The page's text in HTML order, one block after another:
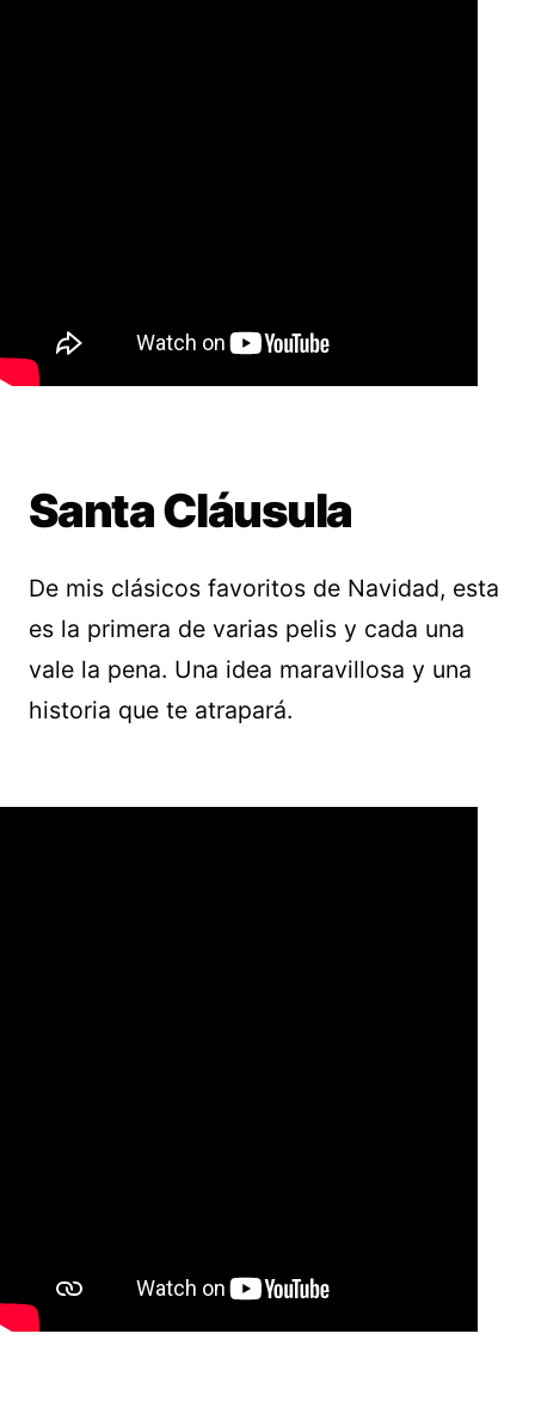
Santa Cláusula
De mis clásicos favoritos de Navidad, esta
es la primera de varias pelis y cada una
vale la pena. Una idea maravillosa y una
historia que te atrapará.